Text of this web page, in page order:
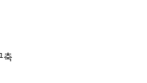
축